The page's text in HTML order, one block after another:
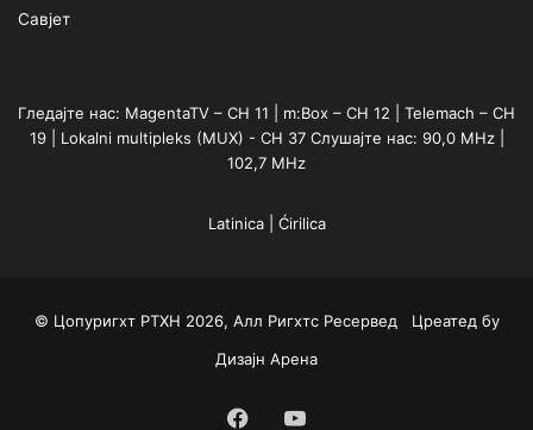
Савјет
Гледајте нас: MagentaTV – CH 11 | m:Box – CH 12 | Telemach – CH
19 | Lokalni multipleks (MUX) - CH 37 Слушајте нас: 90,0 MHz |
102,7 MHz
Latinica| Ćirilica
© Цопyригхт РТХН 2026, Алл Ригхтс Ресервед Цреатед бy
Дизајн Арена
Facebook